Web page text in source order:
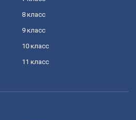
8 класс
9 класс
10 класс
11 класс